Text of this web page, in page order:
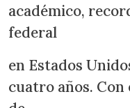
académico,
federal
en Estados
cuatro años.